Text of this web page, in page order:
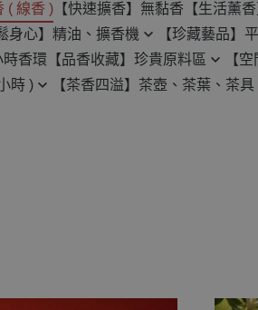
( 線香 )【快速擴香】無黏香 【生活薰
4H 小盤香
身心】精油、擴香機 【珍藏藝品】
時香環 【品香收藏】珍貴原料區
【
時 ) 【茶香四溢】茶壺、茶葉、茶具